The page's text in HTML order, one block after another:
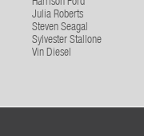
Julia Roberts
Steven Seagal
Sylvester Stallone
Vin Diesel